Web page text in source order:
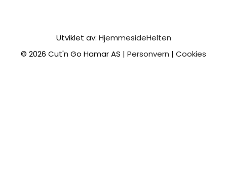
Utviklet av: HjemmesideHelten
© 2026 Cut'n Go Hamar AS | Personvern | Cookies